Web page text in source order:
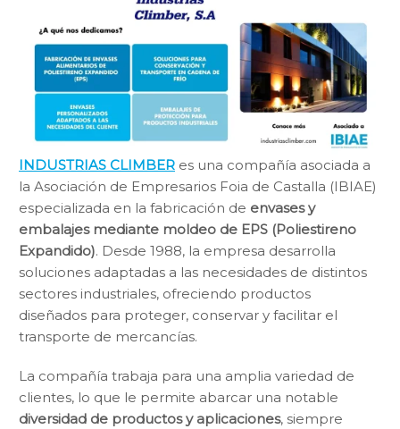
INDUSTRIAS CLIMBER es una compañía asociada a
la Asociación de Empresarios Foia de Castalla (IBIAE)
especializada en la fabricación de envases y
embalajes mediante moldeo de EPS (Poliestireno
Expandido). Desde 1988, la empresa desarrolla
soluciones adaptadas a las necesidades de distintos
sectores industriales, ofreciendo productos
diseñados para proteger, conservar y facilitar el
transporte de mercancías.
La compañía trabaja para una amplia variedad de
clientes, lo que le permite abarcar una notable
diversidad de productos y aplicaciones, siempre